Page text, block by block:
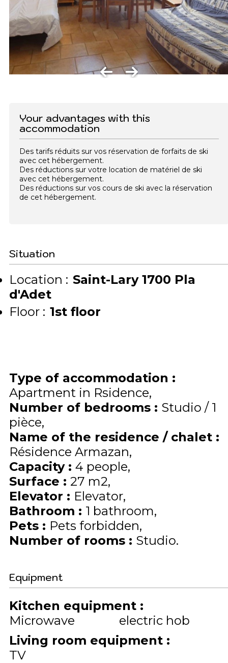
Your advantages with this
accommodation
Des tarifs réduits sur vos réservation de forfaits de ski
avec cet hébergement.
Des réductions sur votre location de matériel de ski
avec cet hébergement.
Des réductions sur vos cours de ski avec la réservation
de cet hébergement.
Situation
Location : Saint-Lary 1700 Pla
d'Adet
Floor : 1st floor
Type of accommodation :
Apartment in Rsidence
Number of bedrooms : Studio / 1
pièce
Name of the residence / chalet :
Résidence Armazan
Capacity : 4 people
Surface : 27 m2
Elevator : Elevator
Bathroom : 1 bathroom
Pets : Pets forbidden
Number of rooms : Studio
Equipment
Kitchen equipment :
Microwave
electric hob
Living room equipment :
TV